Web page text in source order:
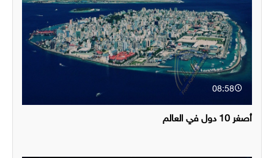
08:58
أصغر 10 دول في العالم